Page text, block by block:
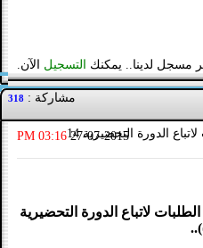
مسجل لدينا.. يمكنك التسجيل الآن.
مشاركة : 318
الدورة التحضيرية 14
27-07-2015
03:16 PM
لاتباع الدورة التحضيرية